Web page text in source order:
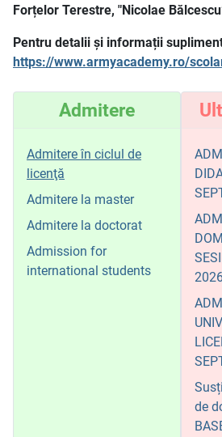
Forțelor Terestre, "Nicolae
Pentru detalii și informații
https://www.armyacademy.ro/
Admitere
Admitere în ciclul de
licenţă
Admitere la master
Admitere la doctorat
Admission for
international students
de